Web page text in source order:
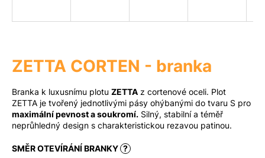
Přihlášení
ZETTA CORTEN - branka
Branka k luxusnímu plotu ZETTA z cortenové oceli. Plot
ZETTA je tvořený jednotlivými pásy ohýbanými do tvaru S pro
maximální pevnost a soukromí. Silný, stabilní a téměř
neprůhledný design s charakteristickou rezavou patinou.
SMĚR OTEVÍRÁNÍ BRANKY ?
t
?
Hledat